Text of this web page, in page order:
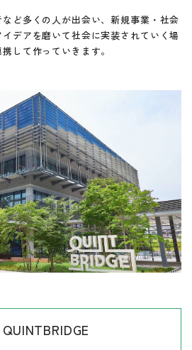
ど多くの人が出会い、新規事業・社会
デアを磨いて社会に実装されていく場
して作っていきます。